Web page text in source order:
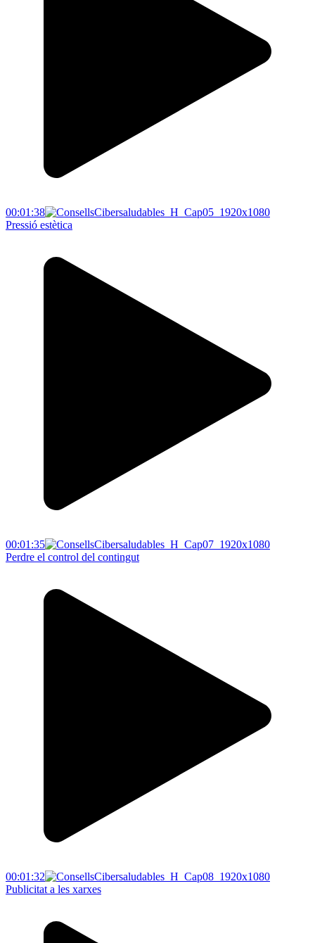
00:01:38
Pressió estètica
00:01:35
Perdre el control del contingut
00:01:32
Publicitat a les xarxes